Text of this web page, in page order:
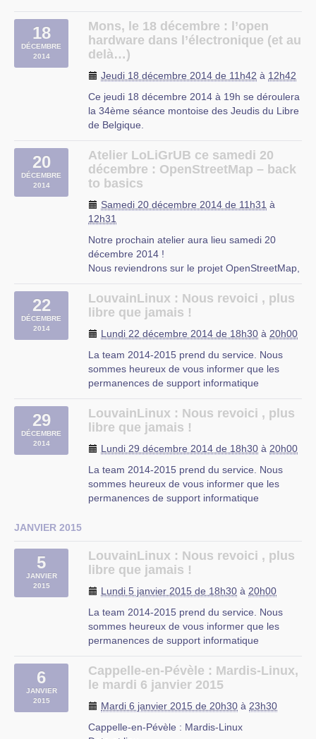
nouveaux membres qui avaient manifesté leur
intention de nous rendre visite.
À demain donc si vous le voulez bien.
CIP Proville
18
DÉCEMBRE
2014
Mons, le 18 décembre : l’open
hardware dans l’électronique (et au
delà…)
Jeudi 18 décembre 2014 de 11h42 à 12h42
Ce jeudi 18 décembre 2014 à 19h se déroulera
la 34ème séance montoise des Jeudis du Libre
de Belgique.
dans l’électronique (et au delà…)
Thématique : open hardware
Public : Tout public|entreprises|étudiants
20
DÉCEMBRE
2014
Atelier LoLiGrUB ce samedi 20
décembre : OpenStreetMap – back
to basics
Samedi 20 décembre 2014 de 11h31 à
12h31
Notre prochain atelier aura lieu samedi 20
décembre 2014 !
Nous reviendrons sur le projet OpenStreetMap,
Nous résumerons les principes généraux de
cette base de données géolocalisées mondiale
est (…)
22
DÉCEMBRE
2014
LouvainLinux : Nous revoici , plus
libre que jamais !
Lundi 22 décembre 2014 de 18h30 à 20h00
La team 2014-2015 prend du service. Nous
sommes heureux de vous informer que les
permanences de support informatique
septembre 2014).
Pour rappel, nos permanences se donnent tous
Si vous avez eu un soucis que vous n’avez (…)
29
DÉCEMBRE
2014
LouvainLinux : Nous revoici , plus
libre que jamais !
Lundi 29 décembre 2014 de 18h30 à 20h00
La team 2014-2015 prend du service. Nous
sommes heureux de vous informer que les
permanences de support informatique
les lundis de 18h30 à 22h00.
Si vous avez eu un soucis que vous n’avez (…)
JANVIER 2015
5
JANVIER
2015
LouvainLinux : Nous revoici , plus
libre que jamais !
Lundi 5 janvier 2015 de 18h30 à 20h00
La team 2014-2015 prend du service. Nous
sommes heureux de vous informer que les
permanences de support informatique
septembre 2014).
Pour rappel, nos permanences se donnent tous
Si vous avez eu un soucis que vous n’avez (…)
6
JANVIER
2015
Cappelle-en-Pévèle : Mardis-Linux,
le mardi 6 janvier 2015
Mardi 6 janvier 2015 de 20h30 à 23h30
Cappelle-en-Pévèle : Mardis-Linux